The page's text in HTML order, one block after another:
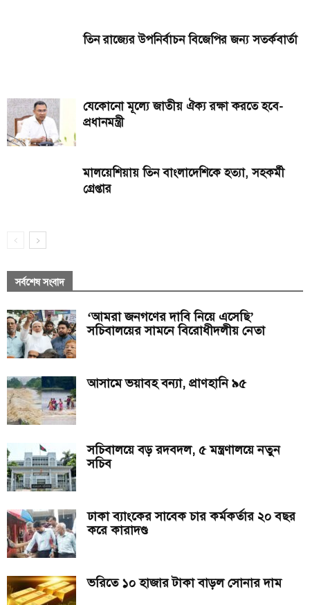
তিন রাজ্যের উপনির্বাচন বিজেপির জন্য সতর্কবার্তা
যেকোনো মূল্যে জাতীয় ঐক্য রক্ষা করতে হবে-
প্রধানমন্ত্রী
মালয়েশিয়ায় তিন বাংলাদেশিকে হত্যা, সহকর্মী
গ্রেপ্তার
সর্বশেষ সংবাদ
‘আমরা জনগণের দাবি নিয়ে এসেছি’
সচিবালয়ের সামনে বিরোধীদলীয় নেতা
আসামে ভয়াবহ বন্যা, প্রাণহানি ৯৫
সচিবালয়ে বড় রদবদল, ৫ মন্ত্রণালয়ে নতুন
সচিব
ঢাকা ব্যাংকের সাবেক চার কর্মকর্তার ২০ বছর
করে কারাদণ্ড
ভরিতে ১০ হাজার টাকা বাড়ল সোনার দাম